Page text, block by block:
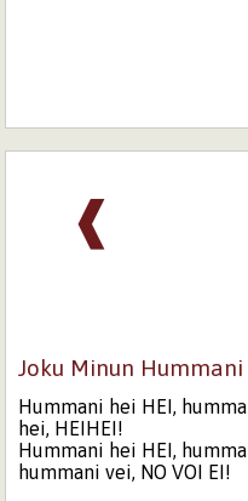
❰
Joku Minun Hummani
Hummani hei HEI,
hei, HEIHEI!
Hummani hei HEI,
hummani vei, NO VOI EI!